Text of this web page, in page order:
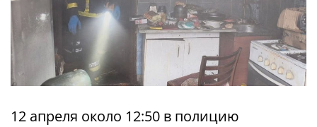
12 апреля около 12:50 в полицию